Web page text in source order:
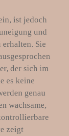
ist jedoch
und
Sie
der sich im
es keine
genau
wachsame,
zeigt